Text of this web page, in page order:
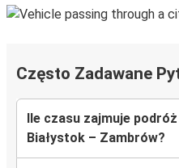
Często Zadawane
Ile czasu zajmuje
Białystok – Zambrów?